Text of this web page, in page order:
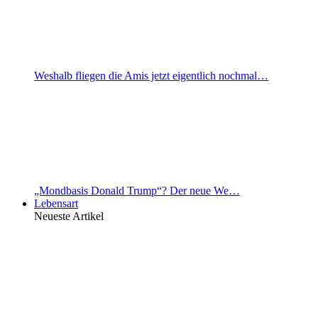
Weshalb fliegen die Amis jetzt eigentlich nochmal…
„Mondbasis Donald Trump“? Der neue We…
Lebensart
Neueste Artikel